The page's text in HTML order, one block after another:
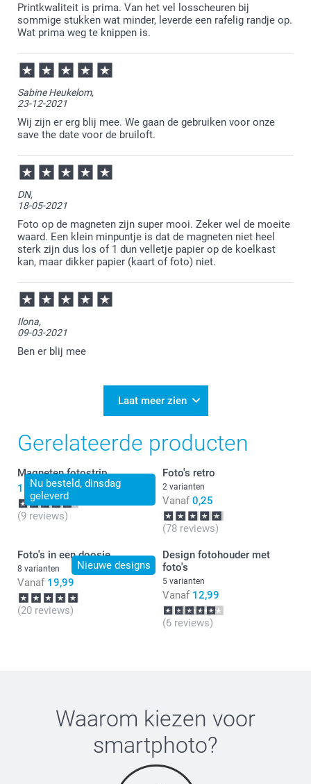
Printkwaliteit is prima. Van het vel losscheuren bij
sommige stukken wat minder, leverde een rafelig randje op.
Wat prima weg te knippen is.
Sabine Heukelom,
23-12-2021
Wij zijn er erg blij mee. We gaan de gebruiken voor onze
save the date voor de bruiloft.
DN,
18-05-2021
Foto op de magneten zijn super mooi. Zeker wel de moeite
waard. Een klein minpuntje is dat de magneten niet heel
sterk zijn dus los of 1 dun velletje papier op de koelkast
kan, maar dikker papier (kaart of foto) niet.
Ilona,
09-03-2021
Ben er blij mee
Laat meer zien
Gerelateerde producten
Nu besteld, dinsdag
geleverd
Magneten fotostrip
13,99
(9 reviews)
Foto's retro
2 varianten
Vanaf 0,25
(78 reviews)
Nieuwe designs
Foto's in een doosje
8 varianten
Vanaf 19,99
(20 reviews)
Design fotohouder met
foto's
5 varianten
Vanaf 12,99
(6 reviews)
Waarom kiezen voor
smartphoto?